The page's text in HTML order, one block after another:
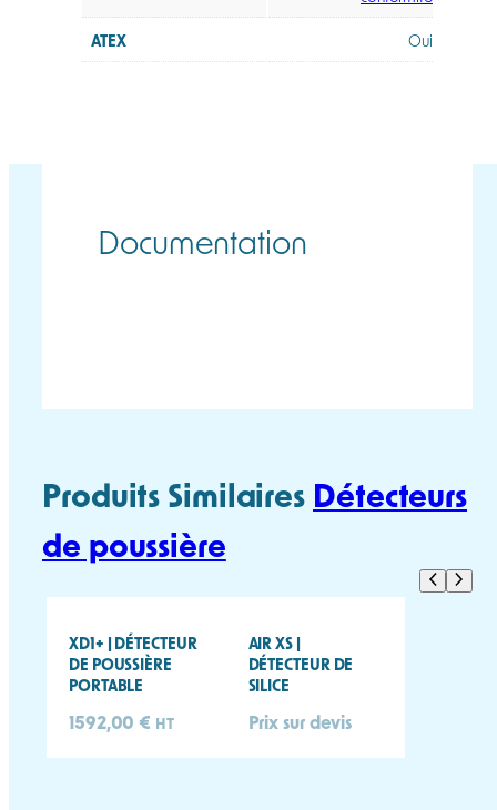
ATEX Oui
Documentation
Produits Similaires Détecteurs
de poussière
XD1+ | DÉTECTEUR
DE POUSSIÈRE
PORTABLE
1592,00 € HT
AIR XS |
DÉTECTEUR DE
SILICE
Prix sur devis